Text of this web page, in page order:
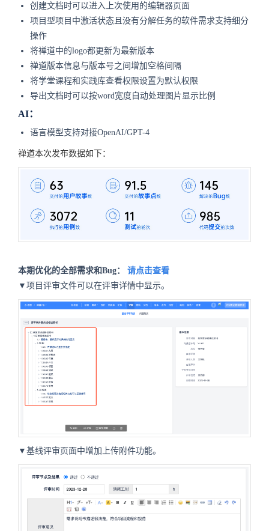
创建文档时可以进入上次使用的编辑器页面
项目型项目中激活状态且没有分解任务的软件需求支持细分
操作
将禅道中的logo都更新为最新版本
禅道版本信息与版本号之间增加空格间隔
将学堂课程和实践库查看权限设置为默认权限
导出文档时可以按word宽度自动处理图片显示比例
AI：
语言模型支持对接OpenAI/GPT-4
禅道本次发布数据如下：
本期优化的全部需求和Bug： 请点击查看
▼项目评审文件可以在评审详情中显示。
▼基线评审页面中增加上传附件功能。